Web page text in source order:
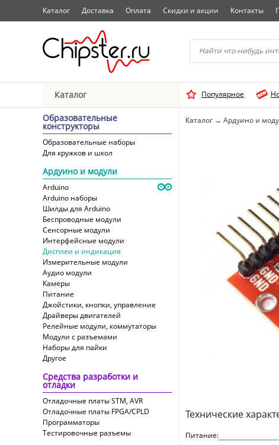
Начните водить название
Каталог Доставка Оплата Скидки и акции Контакты
Каталог Популярное
Образовательные
конструкторы
Образовательные наборы
Для кружков и школ
Ардуино и модули
Arduino
Arduino наборы
Шилды для Arduino
Беспроводные модули
Сенсорные модули
Интерфейсные модули
Дисплеи и индикация
Измерительные модули
Аудио модули
Камеры
Питание
Джойстики, кнопки, управление
Драйверы двигателей
Релейные модули, коммутаторы
Модули с разъемами
Наборы для пайки
Другое
Средства разработки и
отладки
Отладочные платы STM, AVR
Отладочные платы FPGA/CPLD
Программаторы
Тестировочные разъемы
Каталог → Ардуино и
Технические
Питание: